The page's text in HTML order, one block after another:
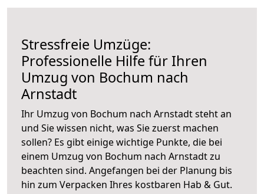
Stressfreie Umzüge:
Professionelle Hilfe für Ihren
Umzug von Bochum nach
Arnstadt
Ihr Umzug von Bochum nach Arnstadt steht an
und Sie wissen nicht, was Sie zuerst machen
sollen? Es gibt einige wichtige Punkte, die bei
einem Umzug von Bochum nach Arnstadt zu
beachten sind. Angefangen bei der Planung bis
hin zum Verpacken Ihres kostbaren Hab & Gut.